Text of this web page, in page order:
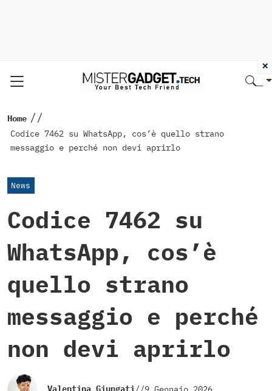
Home //
Codice 7462 su WhatsApp, cos’è quello strano
messaggio e perché non devi aprirlo
News
Codice 7462 su
WhatsApp, cos’è
quello strano
messaggio e perché
non devi aprirlo
Valentina Giungati
×